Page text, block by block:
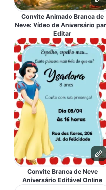
Convite Animado Branca de
Neve: Vídeo de Aniversário
Editar
Convite Branca de Neve
Aniversário Editável Online